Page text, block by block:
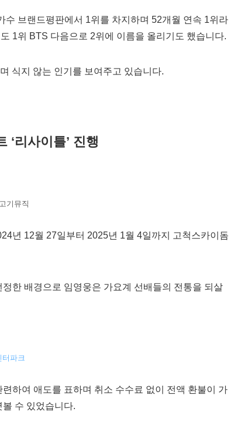
브랜드평판에서 1위를 차지하며 52개월 연속 1위라
1위 BTS 다음으로 2위에 이름을 올리기도 했습니다.
식지 않는 인기를 보여주고 있습니다.
‘리사이틀’ 진행
기뮤직
년 12월 27일부터 2025년 1월 4일까지 고척스카이돔
한 배경으로 임영웅은 가요계 선배들의 전통을 되살
터파크
하여 애도를 표하며 취소 수수료 없이 전액 환불이 가
수 있었습니다.